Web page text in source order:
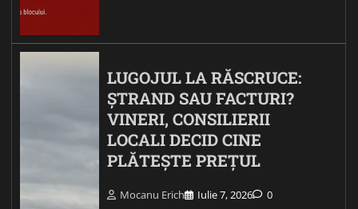
LUGOJUL LA RĂSCRUCE:
ȘTRAND SAU FACTURI?
VINERI, CONSILIERII
LOCALI DECID CINE
PLĂTEȘTE PREȚUL
Mocanu Erich Iulie 7, 2026 0